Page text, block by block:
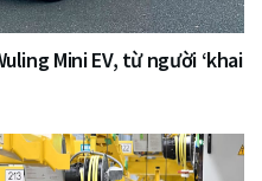
Mini EV, từ người ‘khai